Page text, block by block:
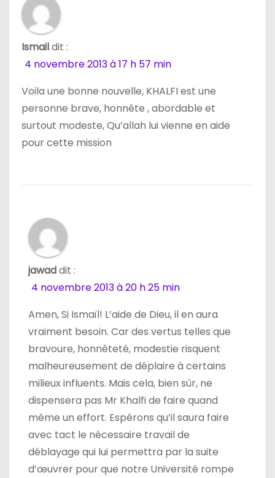
d
e
a
r
Ismaildit :
4 novembre 2013 à 17 h 57 min
Voila une bonne nouvelle, KHALFI est une
personne brave, honnête , abordable et
surtout modeste, Qu’allah lui vienne en aide
pour cette mission
jawaddit :
4 novembre 2013 à 20 h 25 min
Amen, Si Ismaïl! L’aide de Dieu, il en aura
vraiment besoin. Car des vertus telles que
bravoure, honnêteté, modestie risquent
malheureusement de déplaire à certains
milieux influents. Mais cela, bien sûr, ne
dispensera pas Mr Khalfi de faire quand
même un effort. Espérons qu’il saura faire
avec tact le nécessaire travail de
déblayage qui lui permettra par la suite
d’œuvrer pour que notre Université rompe